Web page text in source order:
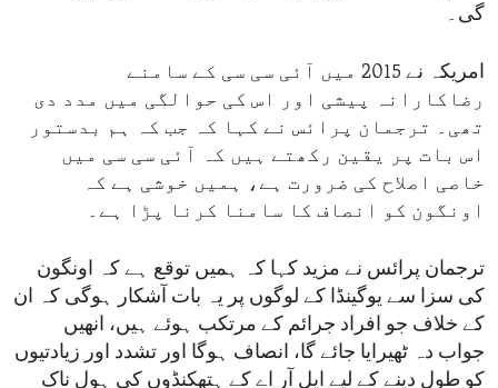
گی۔
امریکہ نے 2015 میں آئی سی سی کے سامنے
رضاکارانہ پیشی اور اس کی حوالگی میں مدد دی
تھی۔ ترجمان پرائس نے کہا کہ جب کہ ہم بدستور
اس بات پر یقین رکھتے ہیں کہ آئی سی سی میں
خاصی اصلاح کی ضرورت ہے، ہمیں خوشی ہے کہ
اونگون کو انصاف کا سامنا کرنا پڑا ہے۔
ترجمان پرائس نے مزید کہا کہ ہمیں توقع ہے کہ اونگون
کی سزا سے یوگینڈا کے لوگوں پر یہ بات آشکار ہوگی کہ ان
کے خلاف جو افراد جرائم کے مرتکب ہوئے ہیں، انھیں
جواب دہ ٹھیرایا جائے گا، انصاف ہوگا اور تشدد اور زیادتیوں
کو طول دینے کے لیے ایل آر اے کے ہتھکنڈوں کی ہول ناک